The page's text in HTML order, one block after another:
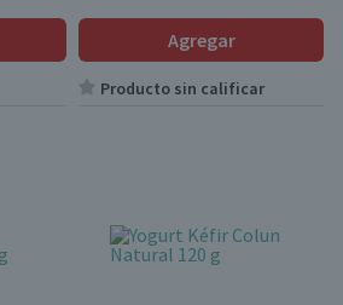
Agregar
Producto sin calificar